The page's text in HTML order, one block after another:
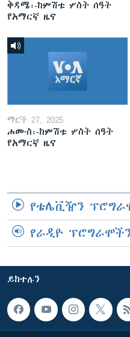
ቅዳሜ፡-ከምሽቱ ሦስት ሰዓት
የአማርኛ ዜና
ማርች 27, 2025
ሐሙስ፡-ከምሽቱ ሦስት ሰዓት
የአማርኛ ዜና
የቴሌቪዥን
የራዲዮ
ይከተሉን